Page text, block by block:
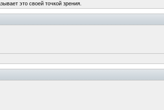
это своей точкой зрения.